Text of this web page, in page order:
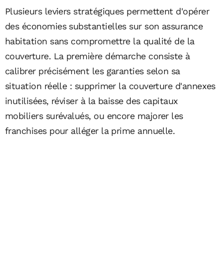
Plusieurs leviers stratégiques permettent d'opérer
des économies substantielles sur son assurance
habitation sans compromettre la qualité de la
couverture. La première démarche consiste à
calibrer précisément les garanties selon sa
situation réelle : supprimer la couverture d'annexes
inutilisées, réviser à la baisse des capitaux
mobiliers surévalués, ou encore majorer les
franchises pour alléger la prime annuelle.